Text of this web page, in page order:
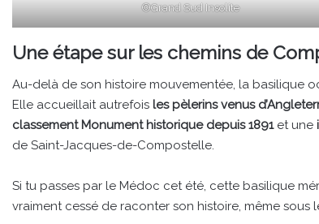
©Grand Sud Insolite
Une étape sur les chemins de
Au-delà de son histoire mouvementée, la basilique
Elle accueillait autrefois les pèlerins venus
classement Monument historique depuis 1891et une
de Saint-Jacques-de-Compostelle.
Si tu passes par le Médoc cet été, cette basilique
vraiment cessé de raconter son histoire, même sous